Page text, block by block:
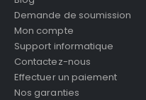
Demande de soumission
Mon compte
Support informatique
Contactez-nous
Effectuer un paiement
Nos garanties